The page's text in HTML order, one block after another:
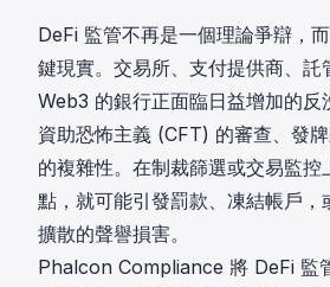
DeFi 監管不再是一個理論爭辯，
鍵現實。交易所、支付提供商、託
Web3 的銀行正面臨日益增加的
資助恐怖主義 (CFT) 的審查、發
的複雜性。在制裁篩選或交易監控
點，就可能引發罰款、凍結帳戶，
擴散的聲譽損害。
Phalcon Compliance 將 DeFi 監